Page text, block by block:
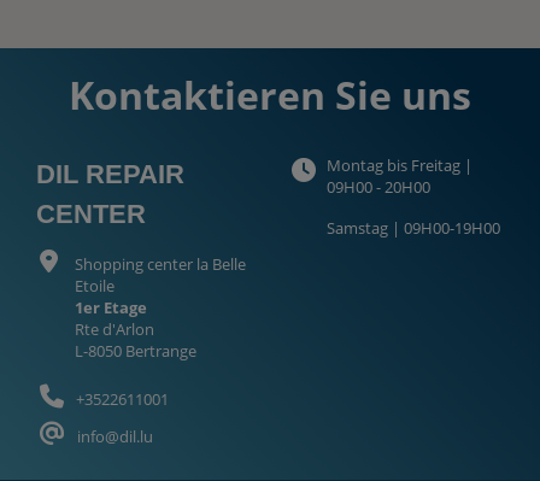
Kontaktieren Sie uns
DIL REPAIR
CENTER
Shopping center la Belle
Etoile
1er Etage
Rte d'Arlon
L-8050 Bertrange
+3522611001
info@dil.lu
Montag bis Freitag |
09H00 - 20H00
Samstag | 09H00-19H00